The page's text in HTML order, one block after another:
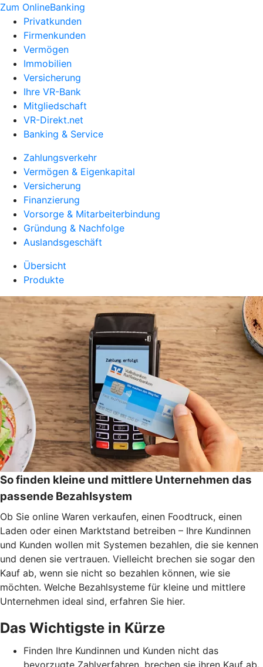
Zum OnlineBanking
Privatkunden
Firmenkunden
Vermögen
Immobilien
Versicherung
Ihre VR-Bank
Mitgliedschaft
VR-Direkt.net
Banking & Service
Zahlungsverkehr
Vermögen & Eigenkapital
Versicherung
Finanzierung
Vorsorge & Mitarbeiterbindung
Gründung & Nachfolge
Auslandsgeschäft
Übersicht
Produkte
So finden kleine und mittlere Unternehmen das
passende Bezahlsystem
Ob Sie online Waren verkaufen, einen Foodtruck, einen
Laden oder einen Marktstand betreiben – Ihre Kundinnen
und Kunden wollen mit Systemen bezahlen, die sie kennen
und denen sie vertrauen. Vielleicht brechen sie sogar den
Kauf ab, wenn sie nicht so bezahlen können, wie sie
möchten. Welche Bezahlsysteme für kleine und mittlere
Unternehmen ideal sind, erfahren Sie hier.
Das Wichtigste in Kürze
Finden Ihre Kundinnen und Kunden nicht das
bevorzugte Zahlverfahren, brechen sie ihren Kauf ab.